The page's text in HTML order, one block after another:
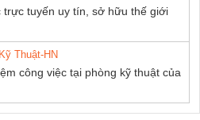
trực tuyến uy tín, sở hữu thế giới
Thuật-HN
công việc tại phòng kỹ thuật của